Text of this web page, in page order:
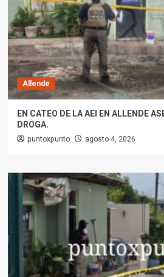
Allende
EN CATEO DE LA AEI EN ALLENDE
DROGA.
puntoxpunto agosto 4, 2026